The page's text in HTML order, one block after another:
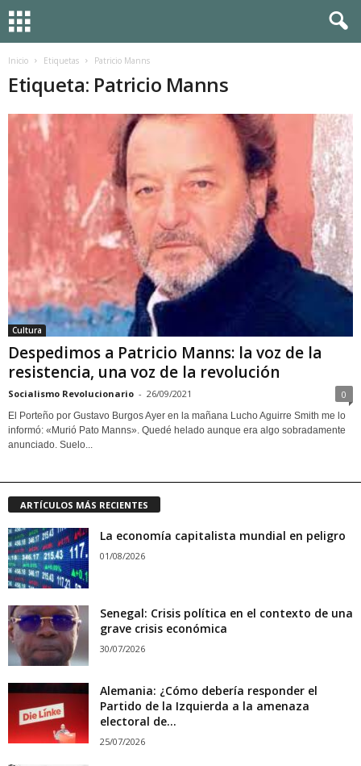
Inicio Etiquetas Patricio Manns
Etiqueta: Patricio Manns
Cultura
Despedimos a Patricio Manns: la voz de la
resistencia, una voz de la revolución
Socialismo Revolucionario - 26/09/2021 0
El Porteño por Gustavo Burgos Ayer en la mañana Lucho Aguirre Smith me lo
informó: «Murió Pato Manns». Quedé helado aunque era algo sobradamente
anunciado. Suelo...
ARTÍCULOS MÁS RECIENTES
La economía capitalista mundial en peligro
01/08/2026
Senegal: Crisis política en el contexto de una
grave crisis económica
30/07/2026
Alemania: ¿Cómo debería responder el
Partido de la Izquierda a la amenaza
electoral de...
25/07/2026